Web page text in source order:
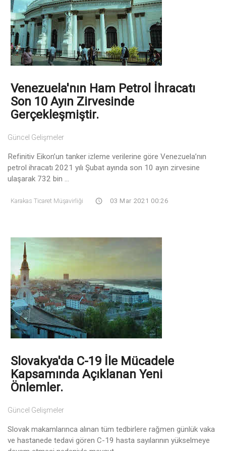
Venezuela'nın Ham Petrol İhracatı
Son 10 Ayın Zirvesinde
Gerçekleşmiştir.
Güncel Gelişmeler
Refinitiv Eikon’un tanker izleme verilerine göre Venezuela’nın
petrol ihracatı 2021 yılı Şubat ayında son 10 ayın zirvesine
ulaşarak 732 bin ...
Karakas Ticaret Müşavirliği 03 Mar 2021 00:26
Slovakya'da C-19 İle Mücadele
Kapsamında Açıklanan Yeni
Önlemler.
Güncel Gelişmeler
Slovak makamlarınca alınan tüm tedbirlere rağmen günlük vaka
ve hastanede tedavi gören C-19 hasta sayılarının yükselmeye